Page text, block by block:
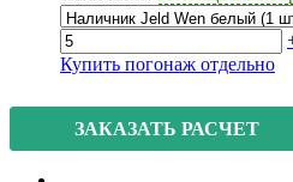
Купить погонаж отдельно
ЗАКАЗАТЬ РАСЧЕТ